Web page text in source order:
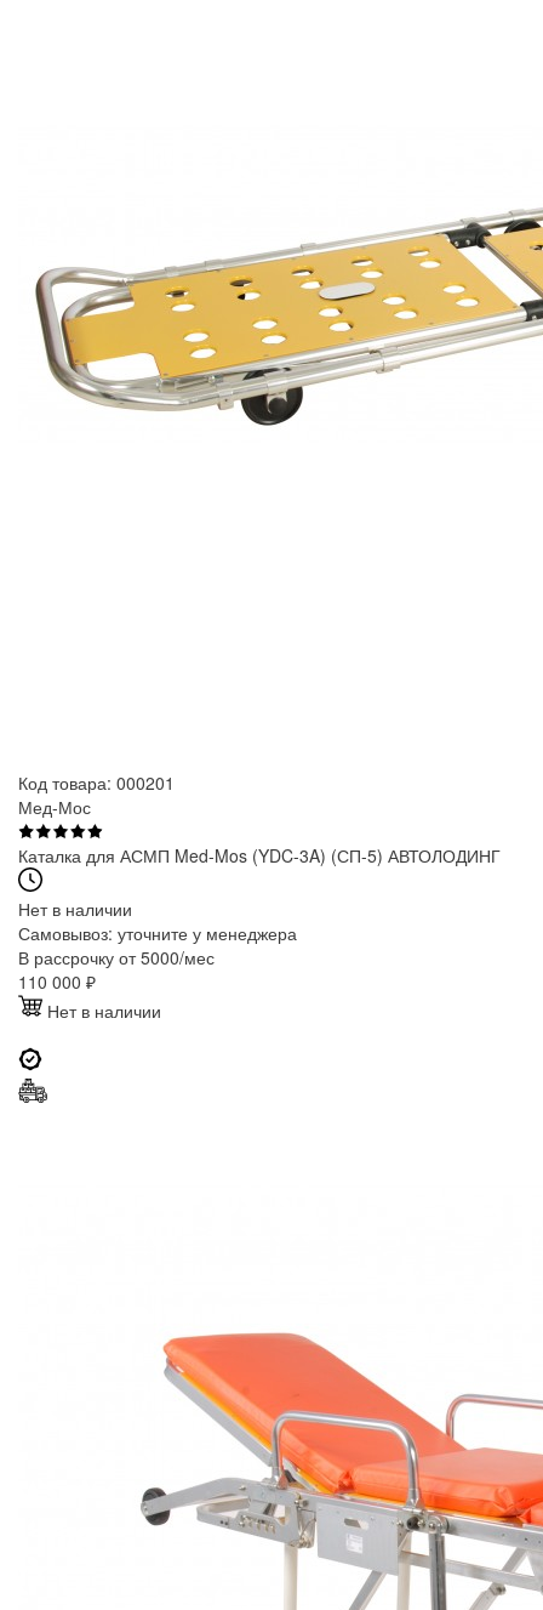
Код товара: 000201
Мед-Мос
Каталка для АСМП Med-Mos (YDC-3A) (СП-5) АВТОЛОДИНГ
Нет в наличии
Самовывоз: уточните у менеджера
В рассрочку от 5000/мес
110 000 ₽
Нет в наличии